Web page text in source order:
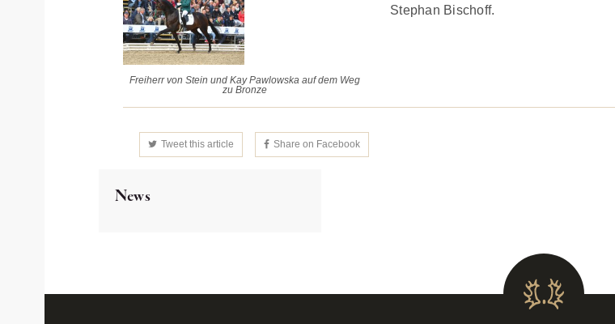
Freiherr von Stein und Kay Pawlowska auf dem Weg
zu Bronze
Stephan Bischoff.
Tweet this article Share on Facebook
News